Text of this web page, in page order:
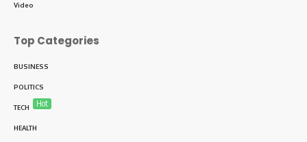
Video
Top Categories
BUSINESS
POLITICS
TECH Hot
HEALTH